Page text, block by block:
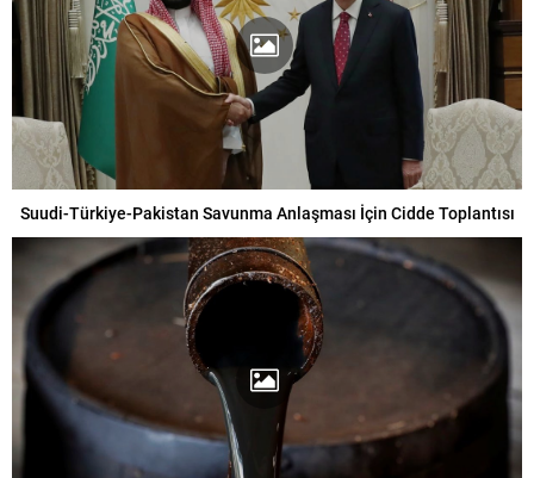
Suudi-Türkiye-Pakistan Savunma Anlaşması İçin Cidde Toplantısı